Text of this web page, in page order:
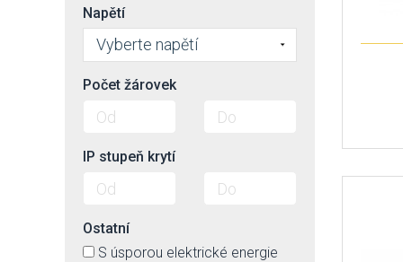
žlutá
Napětí
Vyberte napětí
Počet žárovek
IP stupeň krytí
Ostatní
S úsporou elektrické energie